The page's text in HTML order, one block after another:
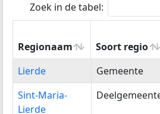
Zoek in de tabel:
Regionaam Soort regio
Regionaam
Soort regio
Lierde Gemeente
Sint-Maria-
Lierde